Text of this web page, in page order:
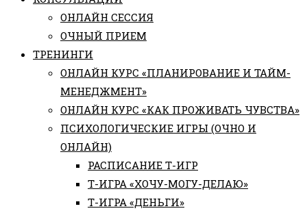
ОНЛАЙН СЕССИЯ
ОЧНЫЙ ПРИЕМ
ТРЕНИНГИ
ОНЛАЙН КУРС «ПЛАНИРОВАНИЕ И ТАЙМ-
МЕНЕДЖМЕНТ»
ОНЛАЙН КУРС «КАК ПРОЖИВАТЬ ЧУВСТВА»
ПСИХОЛОГИЧЕСКИЕ ИГРЫ (ОЧНО И
ОНЛАЙН)
РАСПИСАНИЕ Т-ИГР
Т-ИГРА «ХОЧУ-МОГУ-ДЕЛАЮ»
Т-ИГРА «ДЕНЬГИ»